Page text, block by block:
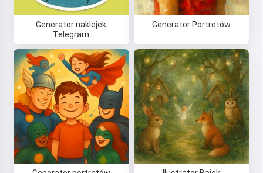
Generator naklejek
Telegram
Generator Portretów